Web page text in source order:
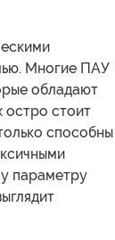
Многие ПАУ
обладают
остро стоит
способны
параметру